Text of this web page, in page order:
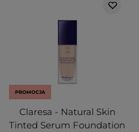
PROMOCJA
Claresa - Natural Skin
Tinted Serum Foundation